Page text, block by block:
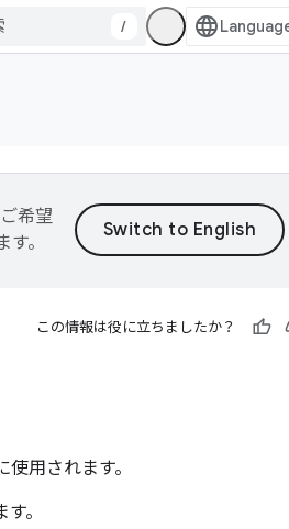
/
希望
。
この情報は役に立ちましたか？
用されます。
。